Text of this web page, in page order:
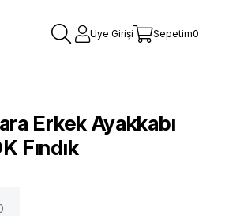
Üye Girişi Sepetim0
Erkek Ayakkabı
Fındık